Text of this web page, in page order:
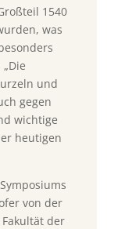
1540
was
und
gegen
wichtige
heutigen
von der
der